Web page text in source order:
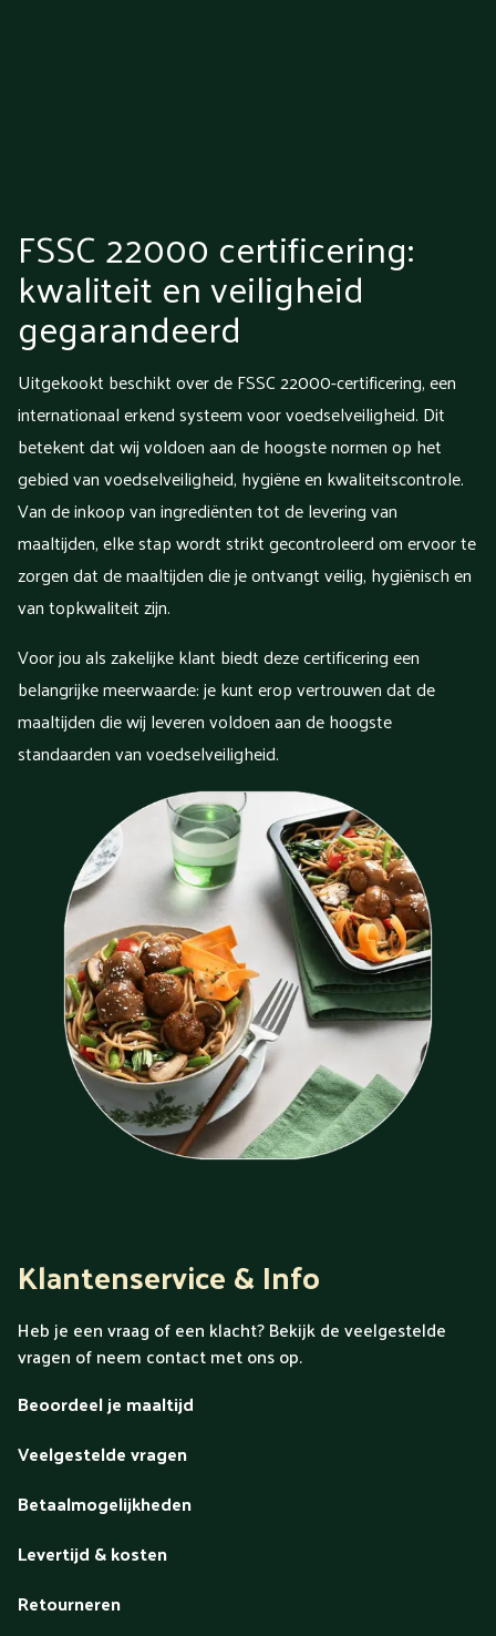
FSSC 22000 certificering:
kwaliteit en veiligheid
gegarandeerd
Uitgekookt beschikt over de FSSC 22000-certificering, een
internationaal erkend systeem voor voedselveiligheid. Dit
betekent dat wij voldoen aan de hoogste normen op het
gebied van voedselveiligheid, hygiëne en kwaliteitscontrole.
Van de inkoop van ingrediënten tot de levering van
maaltijden, elke stap wordt strikt gecontroleerd om ervoor te
zorgen dat de maaltijden die je ontvangt veilig, hygiënisch en
van topkwaliteit zijn.
Voor jou als zakelijke klant biedt deze certificering een
belangrijke meerwaarde: je kunt erop vertrouwen dat de
maaltijden die wij leveren voldoen aan de hoogste
standaarden van voedselveiligheid.
Klantenservice & Info
Heb je een vraag of een klacht? Bekijk de veelgestelde
vragen of neem contact met ons op.
Beoordeel je maaltijd
Veelgestelde vragen
Betaalmogelijkheden
Levertijd & kosten
Retourneren